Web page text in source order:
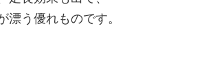
漂う優れものです。